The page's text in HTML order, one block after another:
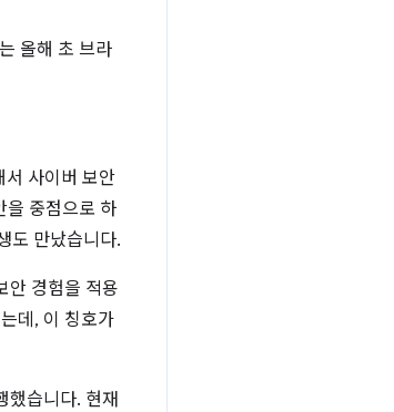
올해 초 브라
서 사이버 보안
을 중점으로 하
도 만났습니다.
안 경험을 적용
데, 이 칭호가
했습니다. 현재